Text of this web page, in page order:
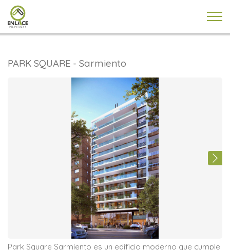
PARK SQUARE - Sarmiento
Park Square Sarmiento es un edificio moderno que cumple